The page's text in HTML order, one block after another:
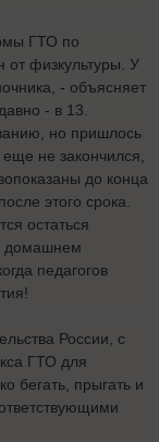
ГТО по
от физкультуры. У
- объясняет
- в 13.
но пришлось
не закончился,
до конца
этого срока.
остаться
домашнем
педагогов
России, с
ГТО для
бегать, прыгать и